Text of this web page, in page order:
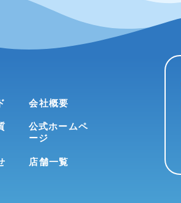
会社概要
公式ホームペ
ージ
店舗一覧